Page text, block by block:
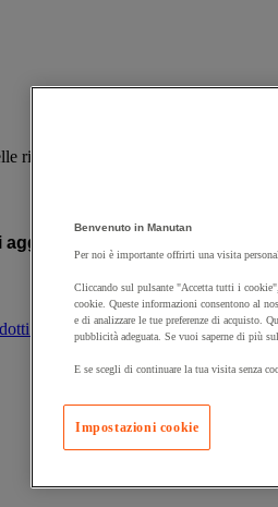
ricerche
aggiunto al tuo carrello un
sostenibili
Benvenuto in Manutan
Per noi è importante offrirti una visita
Cliccando sul pulsante "Accetta tutti i
cookie. Queste informazioni consentono al
e di analizzare le tue preferenze di acquisto.
pubblicità adeguata. Se vuoi saperne di più
E se scegli di continuare la tua visita senza
Impostazioni cookie